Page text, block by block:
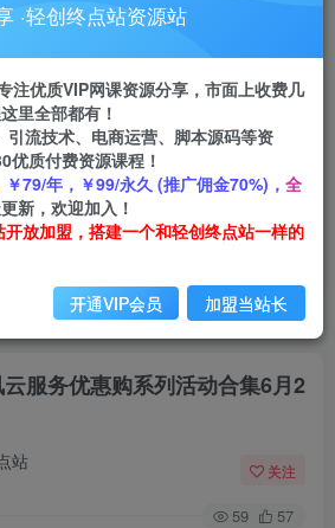
24小时自动赚钱
云服务优惠购系列活动合集6月2
站 关注
59 57
·轻创终点站资源站
注优质VIP网课资源分享，市面上收费几
里全部都有！
引流技术、电商运营、脚本源码等资
优质付费资源课程！
￥79/年，￥99/永久 (推广佣金70%)， 全
新，欢迎加入！
开放加盟，搭建一个和轻创终点站一样的
开通VIP会员 加盟当站长